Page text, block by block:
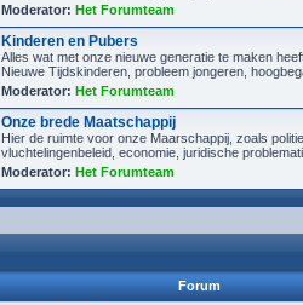
Moderator: Het Forumteam
Kinderen en Pubers
Alles wat met onze nieuwe generatie te maken
Nieuwe Tijdskinderen, probleem jongeren,
Moderator: Het Forumteam
Onze brede Maatschappij
Hier de ruimte voor onze Maarschappij, zoals
vluchtelingenbeleid, economie, juridische
Moderator: Het Forumteam
Forum